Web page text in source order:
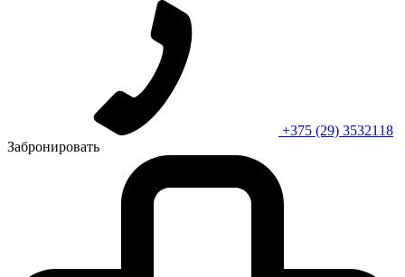
+375 (29) 3532118
Забронировать